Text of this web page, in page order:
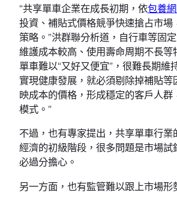
“共享單車企業在成長初期，依包養
投資、補貼式價格競爭快速搶占市場
策略。”洪群聯分析道，自行車等固
維護成本較高、使用壽命周期不長等
單車難以“又好又便宜”，很難長期維
實現健康發展，就必須剔除掉補貼等
映成本的價格，形成穩定的客戶人群
模式。”
不過，也有專家提出，共享單車行
經濟的初級階段，很多問題是市場試
必過分擔心。
另一方面，也有監管難以跟上市場形